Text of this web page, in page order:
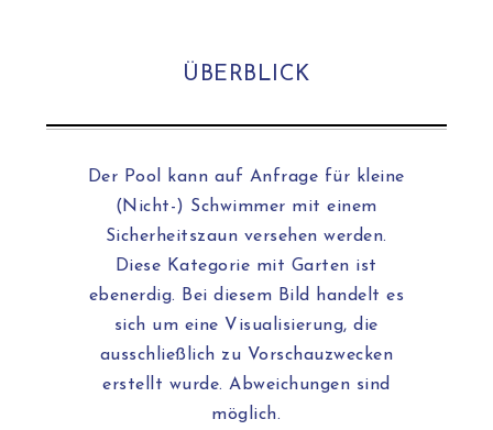
ÜBERBLICK
Der Pool kann auf Anfrage für kleine
(Nicht-) Schwimmer mit einem
Sicherheitszaun versehen werden.
Diese Kategorie mit Garten ist
ebenerdig. Bei diesem Bild handelt es
sich um eine Visualisierung, die
ausschließlich zu Vorschauzwecken
erstellt wurde. Abweichungen sind
möglich.